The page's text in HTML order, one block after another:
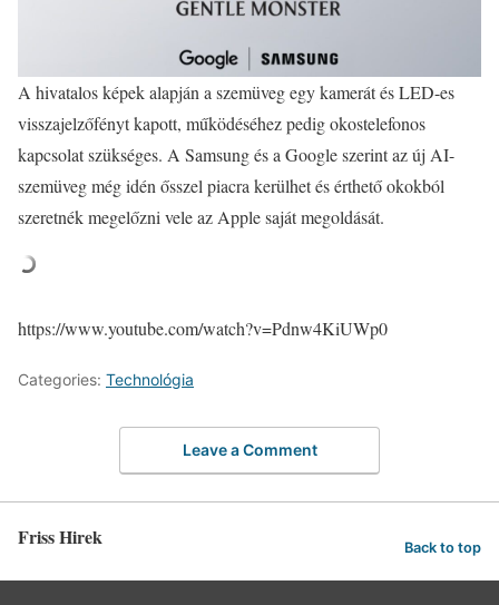
A hivatalos képek alapján a szemüveg egy kamerát és LED-es
visszajelzőfényt kapott, működéséhez pedig okostelefonos
kapcsolat szükséges. A Samsung és a Google szerint az új AI-
szemüveg még idén ősszel piacra kerülhet és érthető okokból
szeretnék megelőzni vele az Apple saját megoldását.
https://www.youtube.com/watch?v=Pdnw4KiUWp0
Categories: Technológia
Leave a Comment
Friss Hirek Back to top